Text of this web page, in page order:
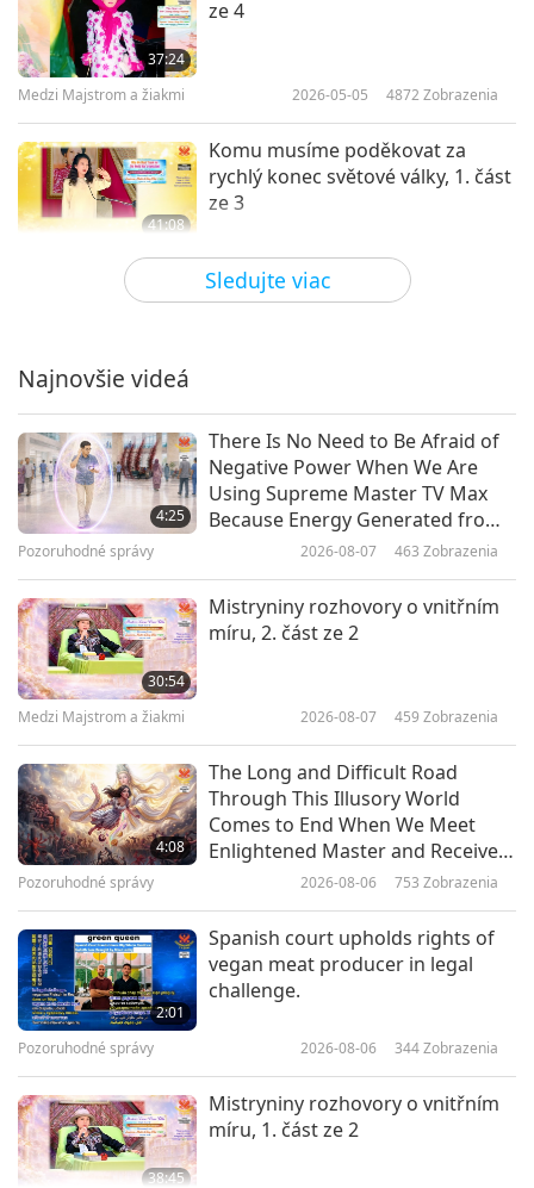
Sledujte viac
37:24
ze 4
Medzi Majstrom a žiakmi 2026-05-05 4872 Zobrazenia
41:08
Komu musíme poděkovat za
rychlý konec světové války, 1. část
ze 3
Medzi Majstrom a žiakmi 2026-05-02 5938
39:16
41:05
Žijte v radosti, 1. část ze 7
38:41
Smích s osvícením, 1. část z 8
37:04
Rozdíl mezi transformačními
formami a astrálními těly, 1. část z
10
39:18
Správná Metoda přináší štěstí a
spokojenost, 1. část ze 7
Najnovšie videá
4:25
There Is No Need to Be Afraid of
Negative Power When We Are
Using Supreme Master TV Max
Because Energy Generated from
It Is Far More Powerful than Any
Pozoruhodné správy 2026-08-07 463 Zobrazenia
30:54
Mistryniny rozhovory o vnitřním
míru, 2. část ze 2
Medzi Majstrom a žiakmi 2026-08-07 459 Zobrazenia
4:08
The Long and Difficult Road
Through This Illusory World
Comes to End When We Meet
Enlightened Master and Receive
Pozoruhodné správy 2026-08-06 753 Zobrazenia
2:01
Spanish court upholds rights of
vegan meat producer in legal
challenge.
Pozoruhodné správy 2026-08-06 344Zobrazenia
38:45
Mistryniny rozhovory o vnitřním
míru, 1. část ze 2